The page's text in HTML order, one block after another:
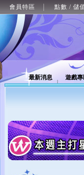
會員特區 點數 / 儲
最新消息 遊戲